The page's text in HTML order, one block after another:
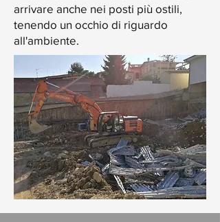
arrivare anche nei posti più ostili,
tenendo un occhio di riguardo
all'ambiente.